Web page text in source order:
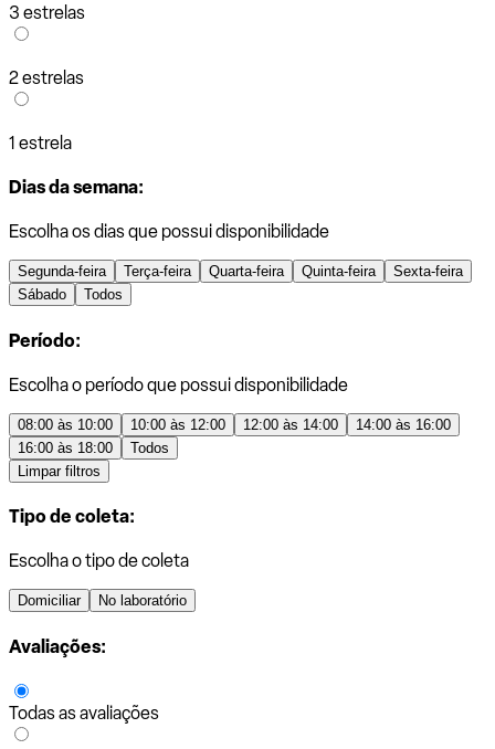
3 estrelas
2 estrelas
1 estrela
Dias da semana:
Escolha os dias que possui disponibilidade
Segunda-feira Terça-feira Quarta-feira Quinta-feira
Sexta-feira
Sábado
Todos
Período:
Escolha o período que possui disponibilidade
08:00 às 10:00 10:00 às 12:00 12:00 às 14:00
14:00 às 16:00
16:00 às 18:00
Todos
Limpar filtros
Tipo de coleta:
Escolha o tipo de coleta
Domiciliar No laboratório
Avaliações:
Todas as avaliações